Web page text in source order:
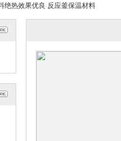
绝热效果优良 反应釜保温材料